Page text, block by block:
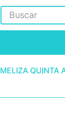
Buscar
MELIZA QUINTA